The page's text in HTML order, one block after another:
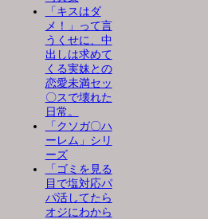
「キスはダ
メ！」って言
うくせに、中
出しは求めて
くる実妹との
恋愛未満セッ
〇スで壊れた
日常。
「クソガ〇ハ
ーレム」シリ
ーズ
「ゴミを見る
目で塩対応パ
パ活してたら
オジにわから